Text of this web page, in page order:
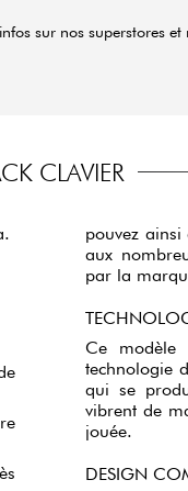
sur nos superstores
CLAVIER
pouvez ainsi
aux
par la
Ce modèle
technologie
qui se
vibrent de
jouée.
DESIGN